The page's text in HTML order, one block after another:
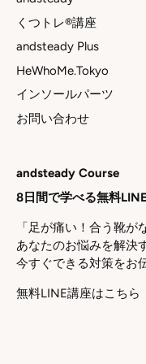
くつトレ®講座
andsteady Plus
HeWhoMe.Tokyo
インソールパーツ
お問い合わせ
andsteady Course
8日間で学べる無料
「足が痛い！合う靴が
あなたのお悩みを解決
今すぐできる対策をお
無料LINE講座はこちら